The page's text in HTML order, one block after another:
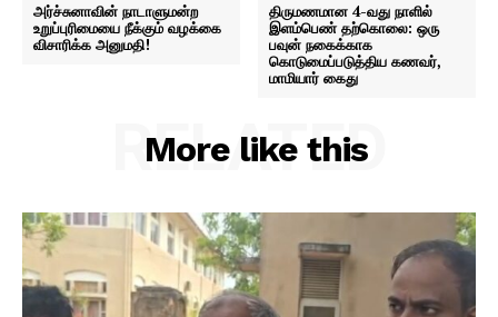
அர்ச்சுனாவின் நாடாளுமன்ற
உறுப்புரிமையை நீக்கும் வழக்கை
விசாரிக்க அனுமதி!
திருமணமான 4-வது நாளில்
இளம்பெண் தற்கொலை: ஒரு
பவுன் நகைக்காக
கொடுமைப்படுத்திய கணவர்,
மாமியார் கைது
More like this
RELATED